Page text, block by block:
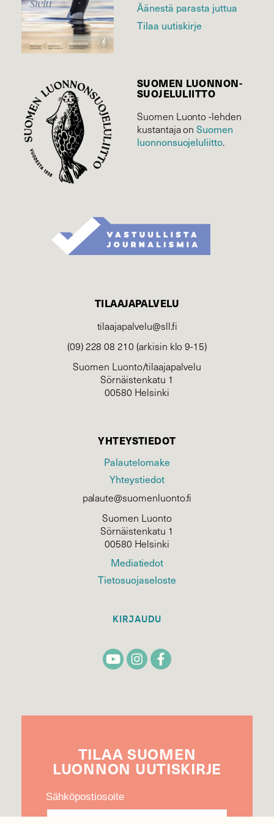
Äänestä parasta juttua
Tilaa uutiskirje
SUOMEN LUONNON­
SUOJELU­LIITTO
Suomen Luonto -lehden
kustantaja onSuomen
luonnonsuojelu­liitto.
TILAAJAPALVELU
tilaajapalvelu@sll.fi
(09) 228 08 210 (arkisin klo 9-15)
Suomen Luonto/tilaajapalvelu
Sörnäistenkatu 1
00580 Helsinki
YHTEYSTIEDOT
Palautelomake
Yhteystiedot
palaute@suomenluonto.fi
Suomen Luonto
Sörnäistenkatu 1
00580 Helsinki
Mediatiedot
Tietosuojaseloste
KIRJAUDU
TILAA SUOMEN
LUONNON UUTIS­KIRJE
Sähköpostiosoite